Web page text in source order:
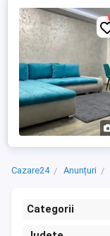
Cazare24 Anunțuri
Categorii